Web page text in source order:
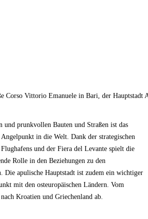
Corso Vittorio Emanuele in Bari, der Hauptstadt
und prunkvollen Bauten und Straßen ist das
in die Welt. Dank der strategischen
und der Fiera del Levante spielt die
Rolle in den Beziehungen zu den
Die apulische Hauptstadt ist zudem ein wichtiger
mit den osteuropäischen Ländern. Vom
Kroatien und Griechenland ab.